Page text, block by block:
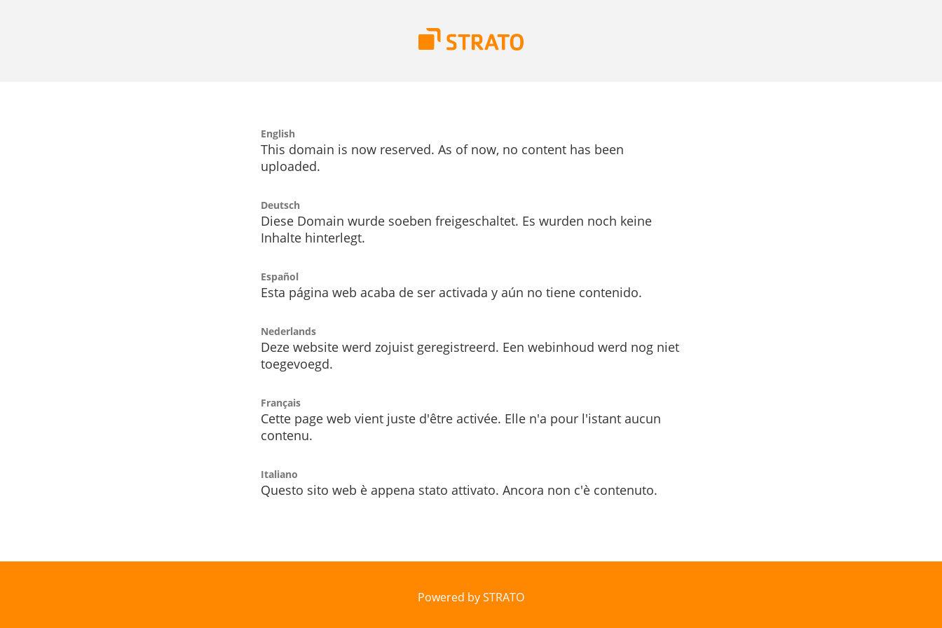
English
This domain is now reserved. As of now, no content has been
uploaded.
Deutsch
Diese Domain wurde soeben freigeschaltet. Es wurden noch keine
Inhalte hinterlegt.
Español
Esta página web acaba de ser activada y aún no tiene contenido.
Nederlands
Deze website werd zojuist geregistreerd. Een webinhoud werd nog niet
toegevoegd.
Français
Cette page web vient juste d'être activée. Elle n'a pour l'istant aucun
contenu.
Italiano
Questo sito web è appena stato attivato. Ancora non c'è contenuto.
Powered by STRATO